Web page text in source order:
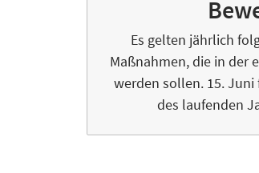
Es gelten jährlich
Maßnahmen, die in der
werden sollen. 15.
des laufenden